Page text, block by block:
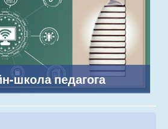
школа педагога